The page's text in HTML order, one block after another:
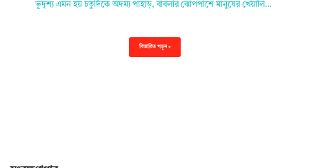
ভূদৃশ্য এমন হয় চতুর্দিকে অদম্য পাহাড়, বাবলার ঝোপপাশে মানুষের খেয়ালি…
বিস্তারিত পড়ুন »